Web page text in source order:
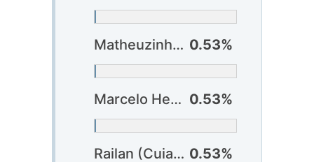
Matheuzinho (Corinthians) 0.53%
Marcelo Hermes (Criciúma) 0.53%
Railan (Cuiabá) 0.53%